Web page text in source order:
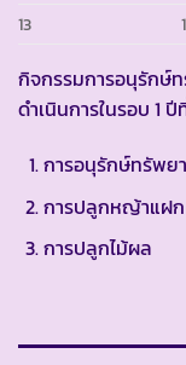
13
กิจกรรมการอนุรักษ์
ดำเนินการในรอบ 1
การอนุรักษ์ทรัพย
การปลูกหญ้าแฝก
การปลูกไม้ผล